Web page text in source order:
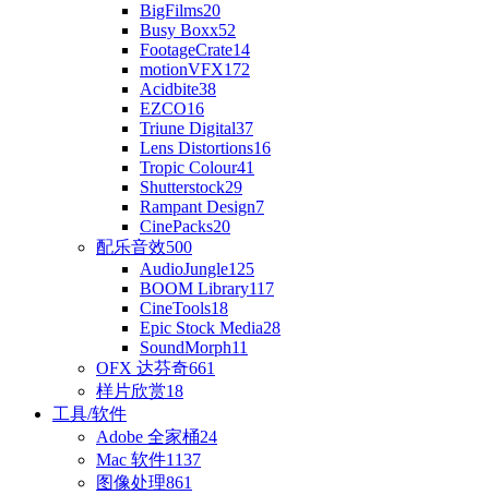
BigFilms20
Busy Boxx52
FootageCrate14
motionVFX172
Acidbite38
EZCO16
Triune Digital37
Lens Distortions16
Tropic Colour41
Shutterstock29
Rampant Design7
CinePacks20
配乐音效500
AudioJungle125
BOOM Library117
CineTools18
Epic Stock Media28
SoundMorph11
OFX 达芬奇661
样片欣赏18
工具/软件
Adobe 全家桶24
Mac 软件1137
图像处理861